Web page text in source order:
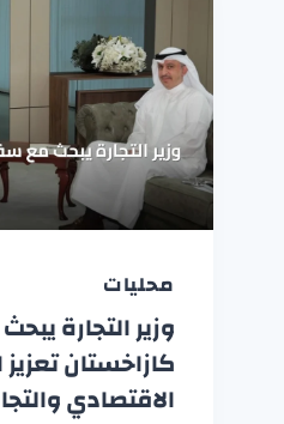
محليات
وزير التجارة
كازاخستان تعزيز
الاقتصادي